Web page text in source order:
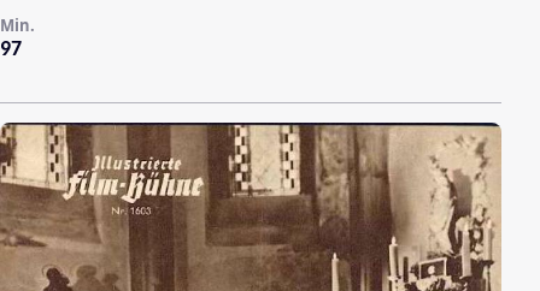
97
Min.